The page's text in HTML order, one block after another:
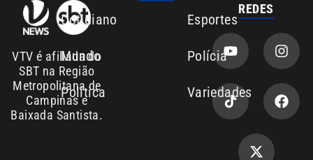
VTV é afiliada do
SBT na Região
Metropolitana de
Campinas e
Baixada Santista.
Cotidiano Esportes
Mundo Polícia
Política Variedades
REDES